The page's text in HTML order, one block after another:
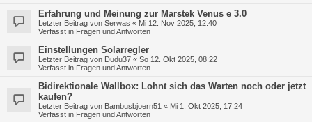
Erfahrung und Meinung zur Marstek Venus e 3.0
Letzter Beitrag von Serwas « Mi 12. Nov 2025, 12:40
Verfasst in Fragen und Antworten
Einstellungen Solarregler
Letzter Beitrag von Dudu37 « So 12. Okt 2025, 08:22
Verfasst in Fragen und Antworten
Bidirektionale Wallbox: Lohnt sich das Warten noch oder jetzt
kaufen?
Letzter Beitrag von Bambusbjoern51 « Mi 1. Okt 2025, 17:24
Verfasst in Fragen und Antworten